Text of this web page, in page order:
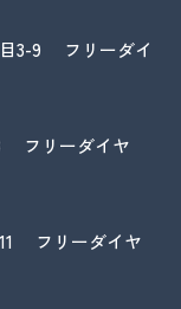
目3-9 フリーダイ
フリーダイヤ
フリーダイヤ